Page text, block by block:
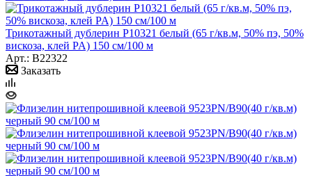
Трикотажный дублерин P10321 белый (65 г/кв.м, 50% пэ, 50%
вискоза, клей PA) 150 см/100 м
Арт.: B22322
Заказать